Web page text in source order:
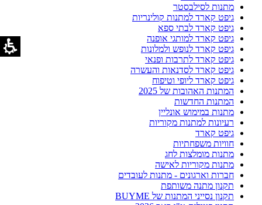
מתנות לסילבסטר
גיפט קארד למתנות קולינריות
גיפט קארד לבתי ספא
גיפט קארד למותגי אופנה
גיפט קארד לנופש ולמלונות
גיפט קארד לתרבות ופנאי
גיפט קארד לסדנאות והעשרה
גיפט קארד ליופי וטיפוח
המתנות האהובות של 2025
המתנות החדשות
מתנות במימוש אונליין
רעיונות למתנות מקוריות
גיפט קארד
חוויות משפחתיות
מתנות מומלצות לחג
מתנות מקוריות לאישה
חברות וארגונים - מתנות לעובדים
תקנון מתנה משותפת
תקנון נסייני המתנות של BUYME